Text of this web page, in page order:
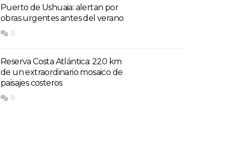
Puerto de Ushuaia: alertan por
obras urgentes antes del verano
0
Reserva Costa Atlántica: 220 km
de un extraordinario mosaico de
paisajes costeros
0